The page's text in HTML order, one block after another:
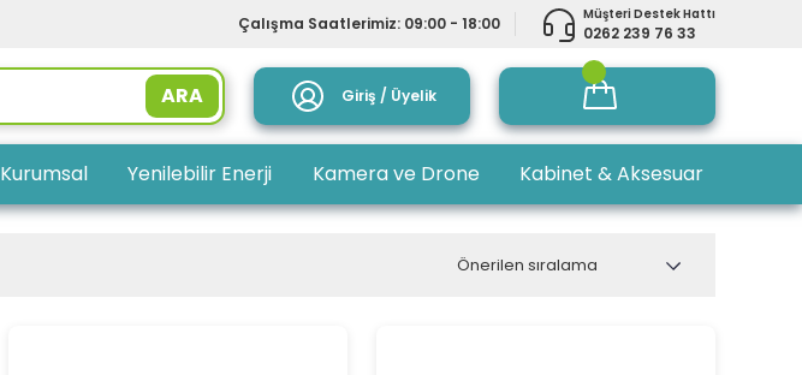
Çalışma Saatlerimiz: 09:00 - 18:00 Müşteri Destek Hattı
0262 239 76 33
ARA Giriş / Üyelik
Kurumsal Yenilebilir Enerji Kamera ve Drone Kabinet & Aksesuar